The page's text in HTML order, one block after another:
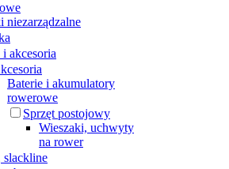
niezarządzalne
akcesoria
Baterie i akumulatory
rowerowe
Sprzęt postojowy
Wieszaki, uchwyty
na rower
slackline